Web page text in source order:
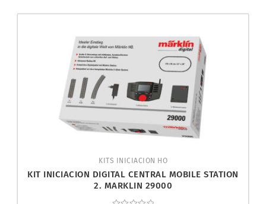
KITS INICIACION HO
KIT INICIACION DIGITAL CENTRAL MOBILE STATION
2. MARKLIN 29000